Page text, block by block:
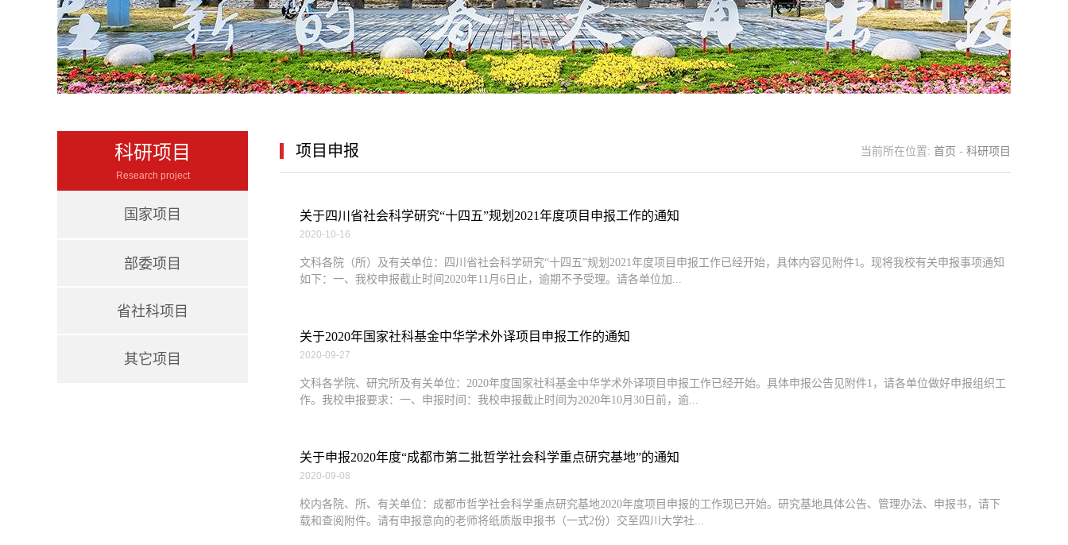
科研项目
Research project
国家项目
部委项目
省社科项目
其它项目
项目申报 当前所在位置: 首页 - 科研项目
关于四川省社会科学研究“十四五”规划2021年度项目申报工作的通知
2020-10-16
文科各院（所）及有关单位：四川省社会科学研究“十四五”规划2021年度项目申报工作已经开始，具体内容见附件1。现将我校有关申报事项通知
如下：一、我校申报截止时间2020年11月6日止，逾期不予受理。请各单位加...
关于2020年国家社科基金中华学术外译项目申报工作的通知
2020-09-27
文科各学院、研究所及有关单位：2020年度国家社科基金中华学术外译项目申报工作已经开始。具体申报公告见附件1，请各单位做好申报组织工
作。我校申报要求：一、申报时间：我校申报截止时间为2020年10月30日前，逾...
关于申报2020年度“成都市第二批哲学社会科学重点研究基地”的通知
2020-09-08
校内各院、所、有关单位：成都市哲学社会科学重点研究基地2020年度项目申报的工作现已开始。研究基地具体公告、管理办法、申报书，请下
载和查阅附件。请有申报意向的老师将纸质版申报书（一式2份）交至四川大学社...